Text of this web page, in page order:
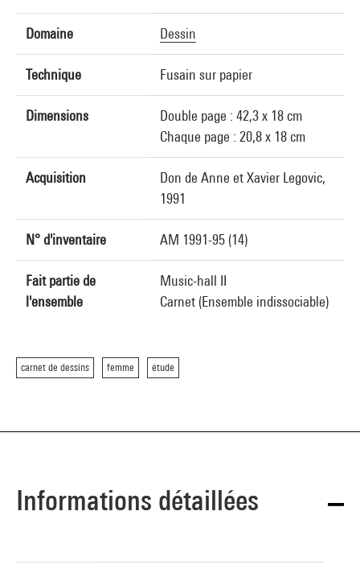
Domaine Dessin
Technique Fusain sur papier
Dimensions
Double page : 42,3 x 18 cm
Chaque page : 20,8 x 18 cm
Acquisition
Don de Anne et Xavier Legovic,
1991
N° d'inventaire AM 1991-95 (14)
Fait partie de
l'ensemble
Music-hall II
Carnet (Ensemble indissociable)
carnet de dessins femme étude
Informations détaillées